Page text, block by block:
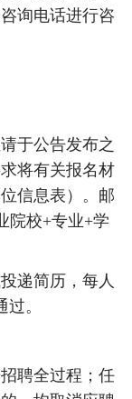
询电话进行咨
于公告发布之
将有关报名材
信息表）。邮
院校+专业+学
递简历，每人
。
聘全过程；任